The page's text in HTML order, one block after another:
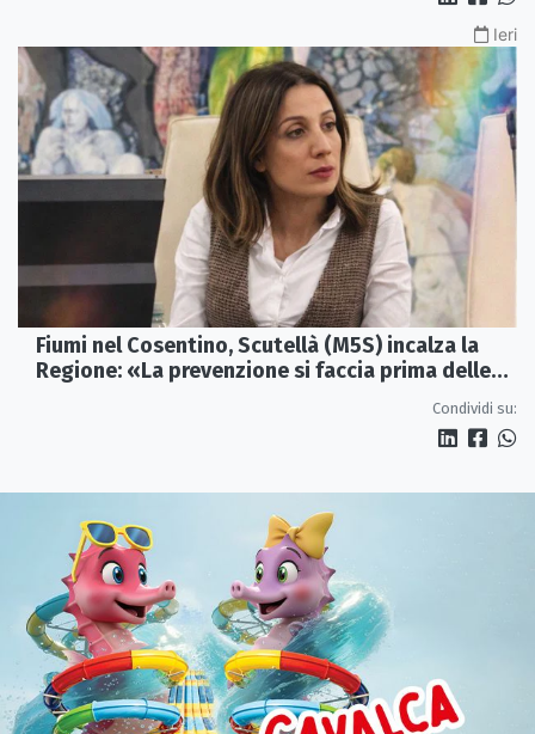
Ieri
Fiumi nel Cosentino, Scutellà (M5S) incalza la
Regione: «La prevenzione si faccia prima delle
Condividi su: